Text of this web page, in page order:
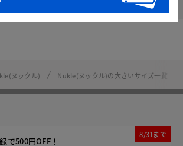
ヌックル) Nukle(ヌックル)の大きいサイズ一覧
で500円OFF！
8/31まで